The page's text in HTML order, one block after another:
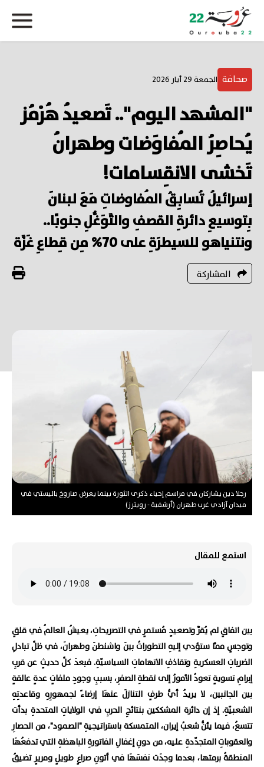
صحافة الجمعة 29 أيار 2026
"المشهد اليوم".. تَصعيدُ هُرْمُز
يُحاصِرُ المُفاوَضات وطهرانُ
تَخشى الانقِسامات!
إسرائيلُ تُسابِقُ المُفاوضاتِ مَعَ لبنانَ
بِتوسيعِ دائرةِ القصفِ والتَّوَغُّلِ جنوبًا..
ونتنياهو للسيطرَةِ على 70% مِن قِطاعِ غَزَّة
المشاركة
رجلا دين يشاركان في مراسم إحياء ذكرى الثورة بينما يعرض صاروخ باليستي في
ميدان آزادي غرب طهران (أرشفية - رويترز)
استمع للمقال
بين اتفاقٍ لم يُقرّْ وتصعيدٍ مُستمرٍ في التصريحاتِ، يعيشُ العالمُ في قلقٍ
وتوجسٍ ممَّا ستؤدي إليهِ التطوراتُ بينَ واشنطنَ وطهرانَ، في ظلِّ تبادلِ
الضرباتِ العسكريةِ وتقاذفِ الاتهاماتِ السياسيّةِ. فبعدَ كلِّ حديثٍ عن قربِ
إبرامِ تسويةٍ تعودُ الأمورُ إلى نقطةِ الصفرِ، بسببِ وجودِ ملفاتٍ عدةٍ عالقةٍ
بين الجانبين، لا يريدُ أيُّ طرفٍ التنازلَ عنهَا إرضاءً لجمهورِهِ وقاعدتِهِ
الشعبيّةِ. إذ إن دائرة المشككين بنتائجِ الحربِ في الولاياتِ المتحدةِ بدأت
تتسعُ، فيما يئنُّ شعبُ إيران، المتمسكة باستراتيجيةِ "الصمود"، من الحصارِ
والعقوباتِ المتجدّدةِ عليه، من دونِ إغفالِ الفاتورةِ الباهظةِ التي تدفعُهَا
المنطقةُ برمتها، بعدما وجدَت نفسَهَا في أتونِ صراعٍ طويلٍ ومريرٍ تضيقُ